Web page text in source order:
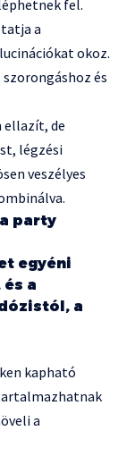
fel.
a
okoz.
szorongáshoz és
ellazít, de
légzési
veszélyes
party
egyéni
a
a
kapható
a